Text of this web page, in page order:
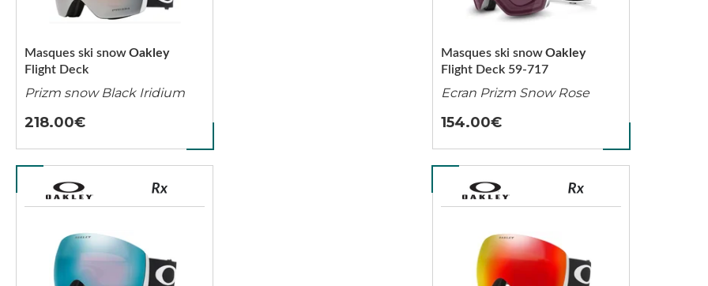
Flight Deck
Masques ski snowOakley
Prizm snow Black Iridium
218.00
Flight Deck 59-717
Masques ski snowOakley
Ecran Prizm Snow Rose
154.00